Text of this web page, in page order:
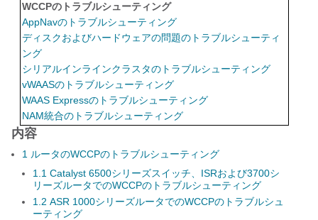
WCCPのトラブルシューティング
AppNavのトラブルシューティング
ディスクおよびハードウェアの問題のトラブルシューティ
ング
シリアルインラインクラスタのトラブルシューティング
vWAASのトラブルシューティング
WAAS Expressのトラブルシューティング
NAM統合のトラブルシューティング
内容
1 ルータのWCCPのトラブルシューティング
1.1 Catalyst 6500シリーズスイッチ、ISRおよび3700シ
リーズルータでのWCCPのトラブルシューティング
1.2 ASR 1000シリーズルータでのWCCPのトラブルシュ
ーティング